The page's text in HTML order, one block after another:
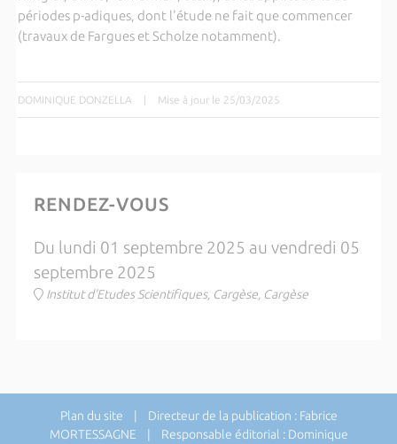
périodes p-adiques, dont l'étude ne fait que commencer
(travaux de Fargues et Scholze notamment).
DOMINIQUE DONZELLA | Mise à jour le 25/03/2025
RENDEZ-VOUS
Du lundi 01 septembre 2025 au vendredi 05
septembre 2025
Institut d'Etudes Scientifiques, Cargèse, Cargèse
Plan du site | Directeur de la publication : Fabrice
MORTESSAGNE | Responsable éditorial : Dominique